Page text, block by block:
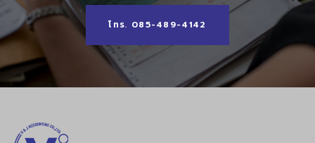
โทร. 085-489-4142